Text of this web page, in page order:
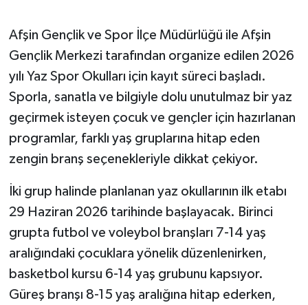
Afşin Gençlik ve Spor İlçe Müdürlüğü ile Afşin
Gençlik Merkezi tarafından organize edilen 2026
yılı Yaz Spor Okulları için kayıt süreci başladı.
Sporla, sanatla ve bilgiyle dolu unutulmaz bir yaz
geçirmek isteyen çocuk ve gençler için hazırlanan
programlar, farklı yaş gruplarına hitap eden
zengin branş seçenekleriyle dikkat çekiyor.
İki grup halinde planlanan yaz okullarının ilk etabı
29 Haziran 2026 tarihinde başlayacak. Birinci
grupta futbol ve voleybol branşları 7-14 yaş
aralığındaki çocuklara yönelik düzenlenirken,
basketbol kursu 6-14 yaş grubunu kapsıyor.
Güreş branşı 8-15 yaş aralığına hitap ederken,